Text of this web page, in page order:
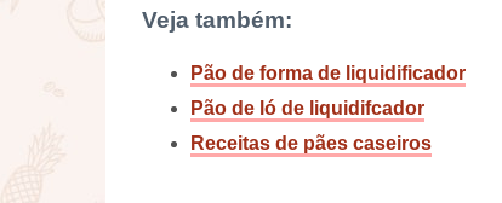
Veja também:
Pão de forma de liquidificador
Pão de ló de liquidifcador
Receitas de pães caseiros